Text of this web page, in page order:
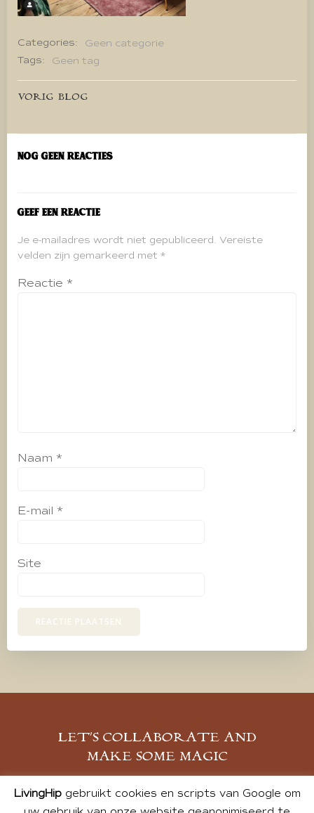
Categories:
Geen categorie
Tags:
Geen tag
Bericht
navigatie
VORIG BLOG
Nog geen reacties
Geef een reactie
Je e-mailadres wordt niet gepubliceerd. Vereiste
velden zijn gemarkeerd met *
Reactie *
Naam *
E-mail *
Site
LET’S COLLABORATE AND
MAKE SOME MAGIC
MELD JE AAN
LivingHipgebruikt cookies en scripts van Google om